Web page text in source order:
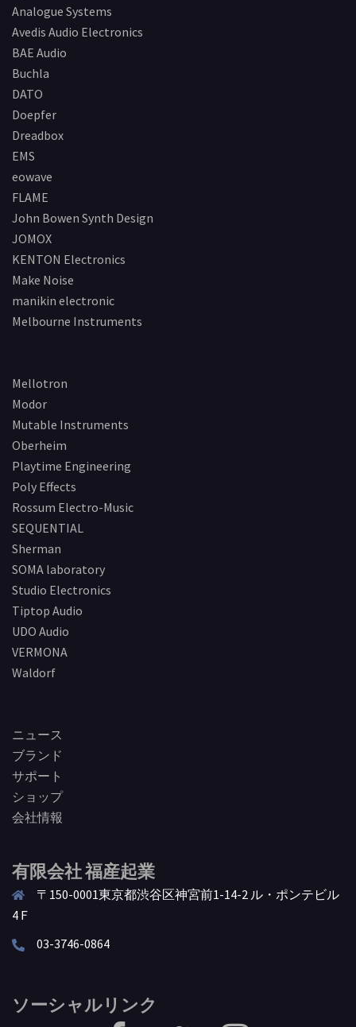
Analogue Systems
Avedis Audio Electronics
BAE Audio
Buchla
DATO
Doepfer
Dreadbox
EMS
eowave
FLAME
John Bowen Synth Design
JOMOX
KENTON Electronics
Make Noise
manikin electronic
Melbourne Instruments
Mellotron
Modor
Mutable Instruments
Oberheim
Playtime Engineering
Poly Effects
Rossum Electro-Music
SEQUENTIAL
Sherman
SOMA laboratory
Studio Electronics
Tiptop Audio
UDO Audio
VERMONA
Waldorf
ニュース
ブランド
サポート
ショップ
会社情報
有限会社 福産起業
〒150-0001東京都渋谷区神宮前1-14-2 ル・ポンテビル
4Ｆ
03-3746-0864
ソーシャルリンク